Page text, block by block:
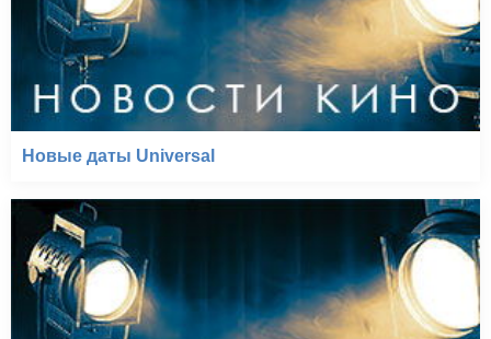
Новые даты Universal